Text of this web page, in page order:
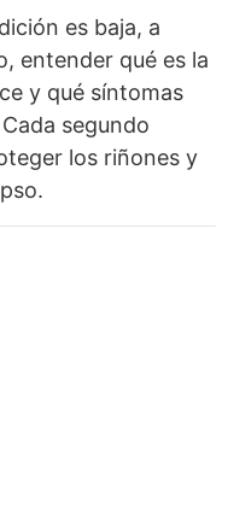
es baja, a
entender qué es la
y qué síntomas
segundo
los riñones y